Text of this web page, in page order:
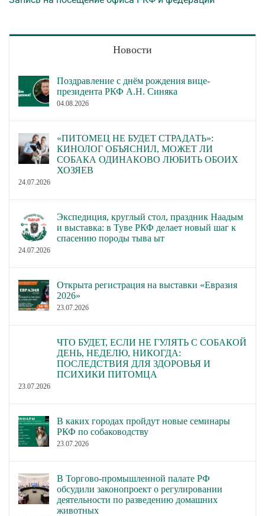
Новости
Поздравление с днём рождения вице-
президента РКФ А.Н. Синяка
04.08.2026
«ПИТОМЕЦ НЕ БУДЕТ СТРАДАТЬ»:
КИНОЛОГ ОБЪЯСНИЛ, МОЖЕТ ЛИ
СОБАКА ОДИНАКОВО ЛЮБИТЬ ОБОИХ
ХОЗЯЕВ
24.07.2026
Экспедиция, круглый стол, праздник Наадым
и выставка: в Туве РКФ делает новый шаг к
спасению породы тыва ыт
24.07.2026
Открыта регистрация на выставки «Евразия
2026»
23.07.2026
ЧТО БУДЕТ, ЕСЛИ НЕ ГУЛЯТЬ С СОБАКОЙ
ДЕНЬ, НЕДЕЛЮ, НИКОГДА:
ПОСЛЕДСТВИЯ ДЛЯ ЗДОРОВЬЯ И
ПСИХИКИ ПИТОМЦА
23.07.2026
В каких городах пройдут новые семинары
РКФ по собаководству
23.07.2026
В Торгово-промышленной палате РФ
обсудили законопроект о регулировании
деятельности по разведению домашних
животных